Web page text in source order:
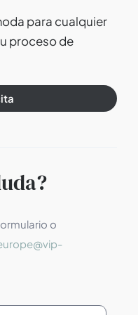
para cualquier
proceso de
o